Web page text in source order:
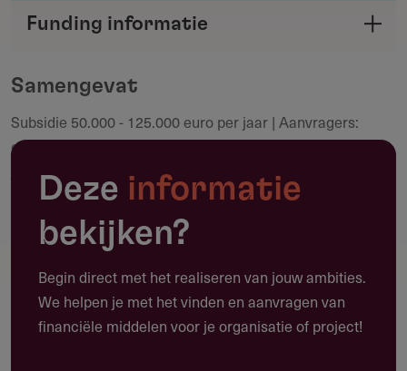
Samengevat
Subsidie 50.000 - 125.000 euro per jaar | Aanvragers:
culturele instellingen | Deadline: 15 juni 2026 | Looptijd: 2
jaar (2027-2028)
Toepassing
Waarvoor kun je deze subsidie gebruiken?
Deze subsidie biedt tussen de 50.000 en 125.000 euro per
verstrekker met de Fondswervingonline
Maak een notitie
Funding informatie
Deze informatie
bekijken?
Begin direct met het realiseren van jouw ambities.
We helpen je met het vinden en aanvragen van
financiële middelen voor je organisatie of project!